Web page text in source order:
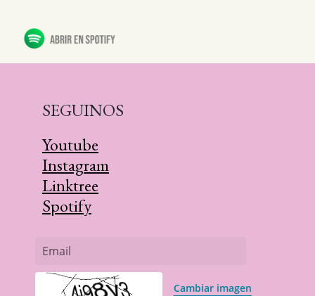
SEGUINOS
Youtube
Instagram
Linktree
Spotify
Email
Cambiar imagen